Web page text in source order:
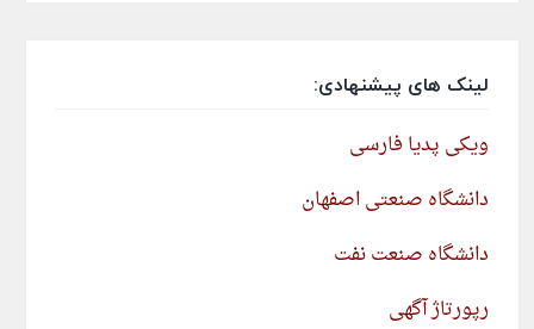
لینک های پیشنهادی:
ویکی پدیا فارسی
دانشگاه صنعتی اصفهان
دانشگاه صنعت نفت
رپورتاژ آگهی